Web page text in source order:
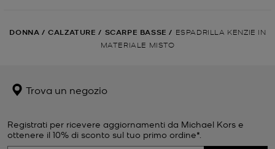
DONNA / CALZATURE / SCARPE BASSE / ESPADRILLA KENZIE IN
MATERIALE MISTO
Trova un negozio
Registrati per ricevere aggiornamenti da Michael Kors e
ottenere il 10% di sconto sul tuo primo ordine*.